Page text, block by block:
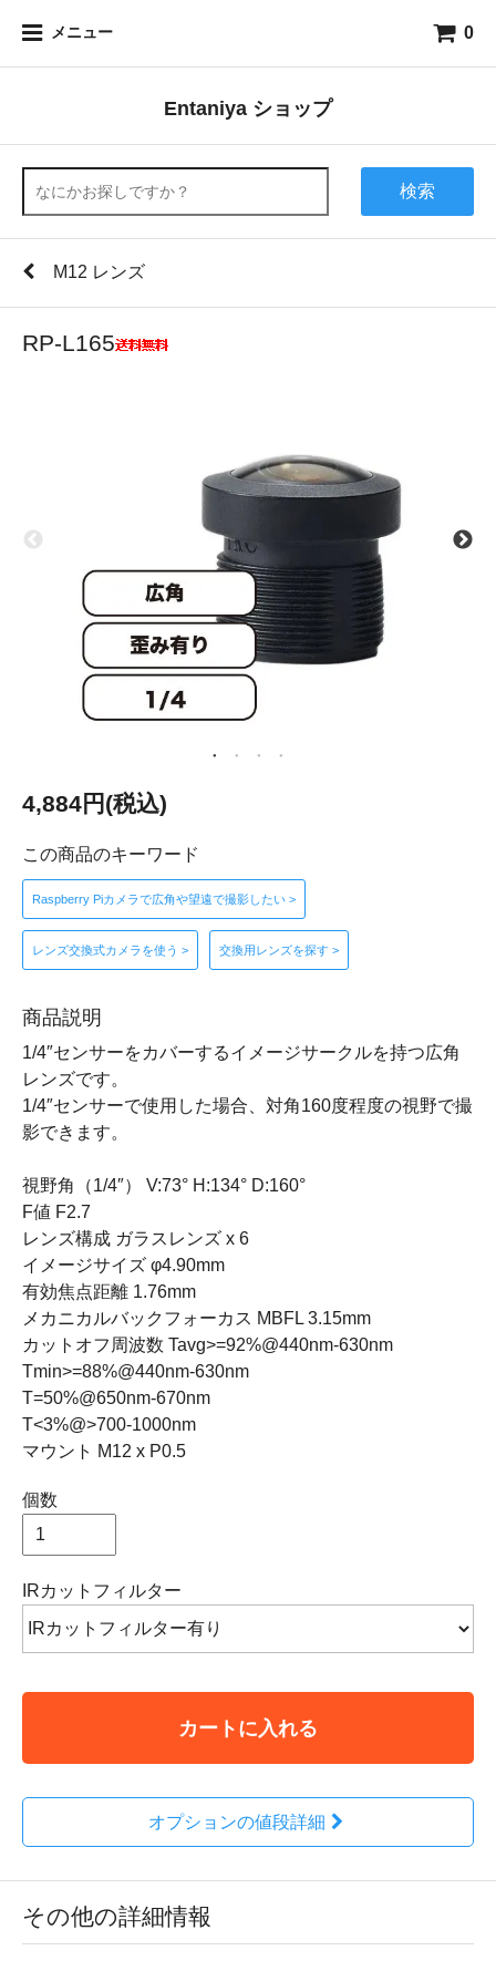
メニュー 0
Entaniya ショップ
検索
M12 レンズ
RP-L165
4,884円(税込)
この商品のキーワード
Raspberry Piカメラで広角や望遠で撮影したい >
レンズ交換式カメラを使う > 交換用レンズを探す >
商品説明
1/4″センサーをカバーするイメージサークルを持つ広角
レンズです。
1/4″センサーで使用した場合、対角160度程度の視野で撮
影できます。
視野角（1/4″） V:73° H:134° D:160°
F値 F2.7
レンズ構成 ガラスレンズ x 6
イメージサイズ φ4.90mm
有効焦点距離 1.76mm
メカニカルバックフォーカス MBFL 3.15mm
カットオフ周波数 Tavg>=92%@440nm-630nm
Tmin>=88%@440nm-630nm
T=50%@650nm-670nm
T<3%@>700-1000nm
マウント M12 x P0.5
個数
IRカットフィルター
カートに入れる
オプションの値段詳細
その他の詳細情報